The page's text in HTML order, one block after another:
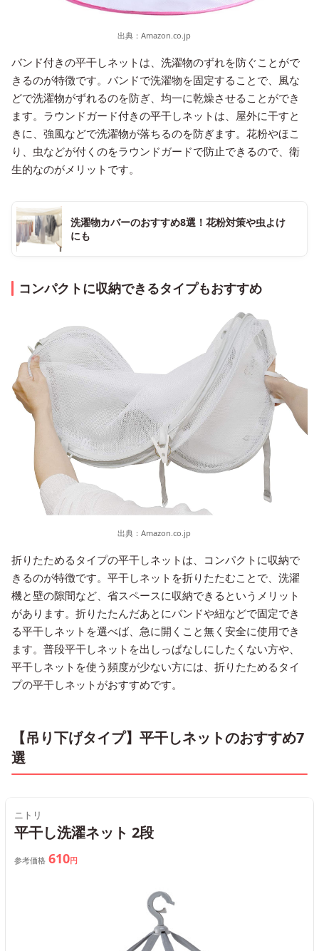
出典： Amazon.co.jp
バンド付きの平干しネットは、洗濯物のずれを防ぐことがで
きるのが特徴です。バンドで洗濯物を固定することで、風な
どで洗濯物がずれるのを防ぎ、均一に乾燥させることができ
ます。ラウンドガード付きの平干しネットは、屋外に干すと
きに、強風などで洗濯物が落ちるのを防ぎます。花粉やほこ
り、虫などが付くのをラウンドガードで防止できるので、衛
生的なのがメリットです。
洗濯物カバーのおすすめ8選！花粉対策や虫よけ
にも
コンパクトに収納できるタイプもおすすめ
出典： Amazon.co.jp
折りたためるタイプの平干しネットは、コンパクトに収納で
きるのが特徴です。平干しネットを折りたたむことで、洗濯
機と壁の隙間など、省スペースに収納できるというメリット
があります。折りたたんだあとにバンドや紐などで固定でき
る平干しネットを選べば、急に開くこと無く安全に使用でき
ます。普段平干しネットを出しっぱなしにしたくない方や、
平干しネットを使う頻度が少ない方には、折りたためるタイ
プの平干しネットがおすすめです。
【吊り下げタイプ】平干しネットのおすすめ7
選
ニトリ
平干し洗濯ネット 2段
参考価格 610円